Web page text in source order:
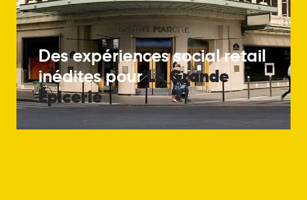
Des expériences social retail
inédites pourLaGrande
Épicerie